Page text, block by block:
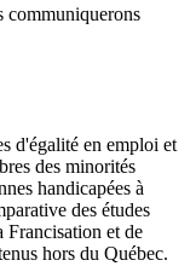
communiquerons
d'égalité en emploi et
des minorités
handicapées à
des études
Francisation et de
hors du Québec.